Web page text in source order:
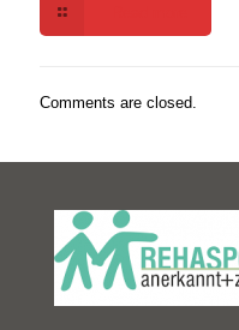
Comments are closed.